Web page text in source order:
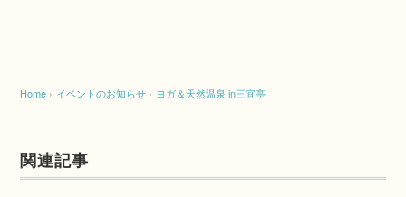
Home › イベントのお知らせ › ヨガ＆天然温泉 in三宜亭
関連記事